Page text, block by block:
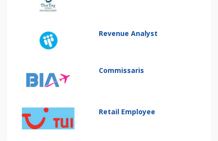
Revenue Analyst
Commissaris
Retail Employee